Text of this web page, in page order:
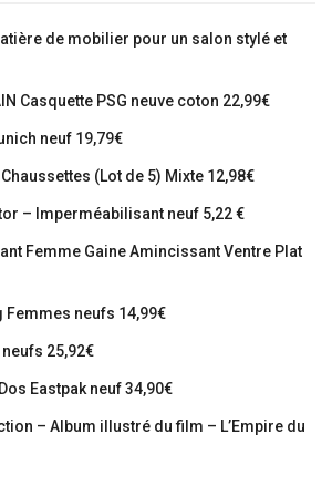
de mobilier pour un salon stylé et
Casquette PSG neuve coton 22,99€
neuf 19,79€
(Lot de 5) Mixte 12,98€
– Imperméabilisant neuf 5,22 €
Femme Gaine Amincissant Ventre Plat
Femmes neufs 14,99€
25,92€
Eastpak neuf 34,90€
– Album illustré du film – L’Empire du